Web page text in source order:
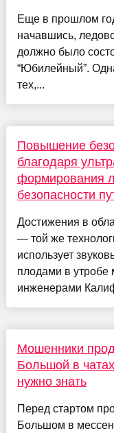
Еще в прошлом
начавшись,
должно было
“Юбилейный”.
тех,...
Повышение
благодаря
формирования
безопасности
Достижения в
— той же
использует
плодами в
инженерами
Мошенники
Большой в
нужно знать
Перед стартом
Большом в